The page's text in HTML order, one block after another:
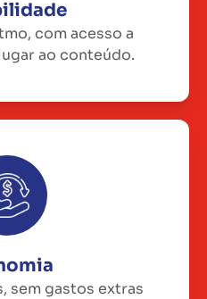
com acesso a
ao conteúdo.
sem gastos extras